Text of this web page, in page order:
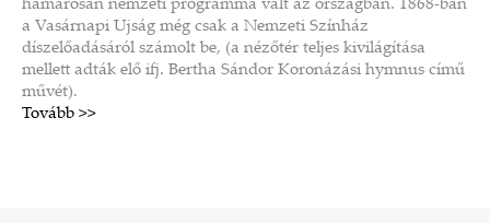
hamarosan nemzeti programmá vált az országban. 1868-ban
a Vasárnapi Ujság még csak a Nemzeti Színház
díszelőadásáról számolt be, (a nézőtér teljes kivilágítása
mellett adták elő ifj. Bertha Sándor Koronázási hymnus című
művét).
Tovább >>